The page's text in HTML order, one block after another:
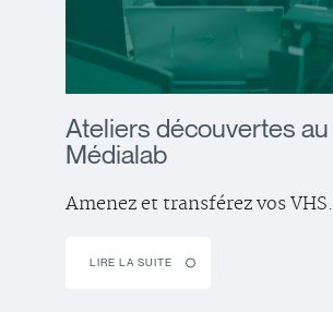
Ateliers découvertes au
Médialab
Amenez et transférez vos VHS.
LIRE LA SUITE